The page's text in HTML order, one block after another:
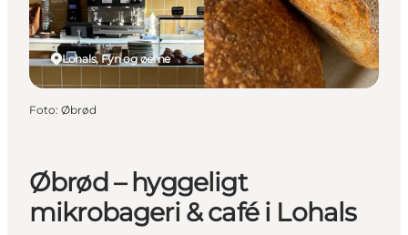
Øbrød – hyggeligt
mikrobageri & café i Lohals
Lohals, Fyn og øerne
Foto: Øbrød